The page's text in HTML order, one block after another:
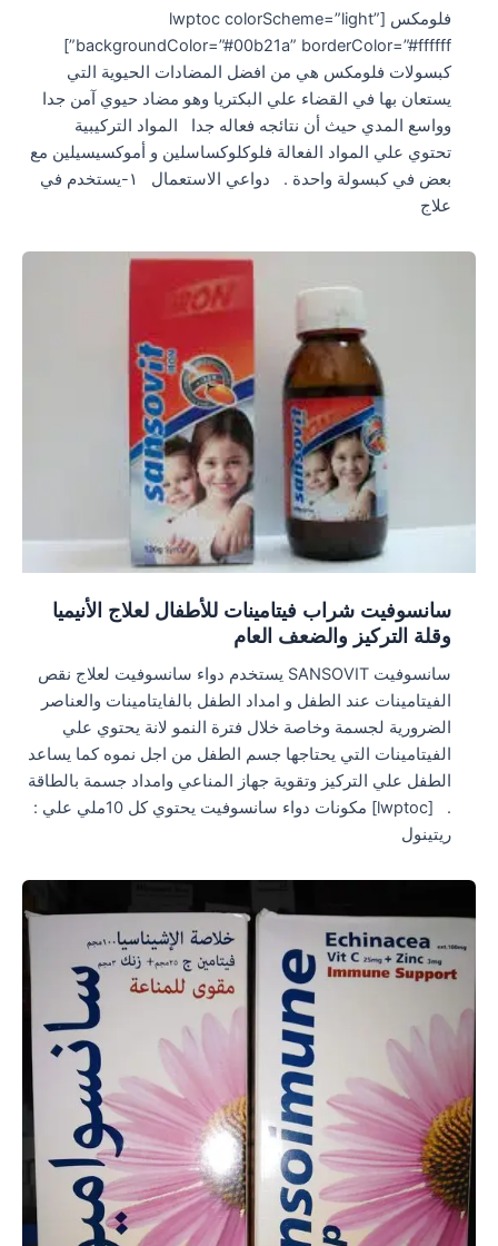
فلومكس [lwptoc colorScheme=”light”
backgroundColor=”#00b21a” borderColor=”#ffffff”]
كبسولات فلومكس هي من افضل المضادات الحيوية التي
يستعان بها في القضاء علي البكتريا وهو مضاد حيوي آمن جدا
وواسع المدي حيث أن نتائجه فعاله جدا المواد التركيبية
تحتوي علي المواد الفعالة فلوكلوكساسلين و أموكسيسيلين مع
بعض في كبسولة واحدة . دواعي الاستعمال ١-يستخدم في
علاج
سانسوفيت شراب فيتامينات للأطفال لعلاج الأنيميا
وقلة التركيز والضعف العام
سانسوفيت SANSOVIT يستخدم دواء سانسوفيت لعلاج نقص
الفيتامينات عند الطفل و امداد الطفل بالفايتامينات والعناصر
الضرورية لجسمة وخاصة خلال فترة النمو لانة يحتوي علي
الفيتامينات التي يحتاجها جسم الطفل من اجل نموه كما يساعد
الطفل علي التركيز وتقوية جهاز المناعي وامداد جسمة بالطاقة
. [lwptoc] مكونات دواء سانسوفيت يحتوي كل 10ملي علي :
ريتينول